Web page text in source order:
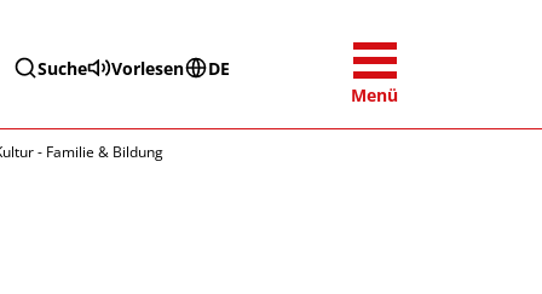
Suche Vorlesen
DE
Menü
- Familie & Bildung